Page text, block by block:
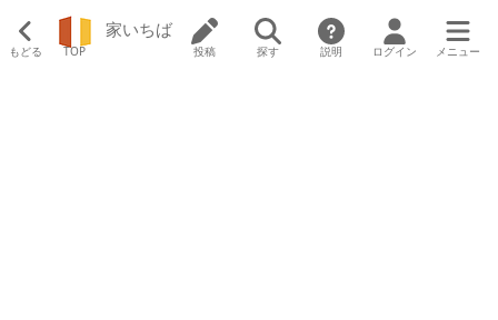
もどる TOP
家いちば
投稿 探す 説明 ログイン メニュー